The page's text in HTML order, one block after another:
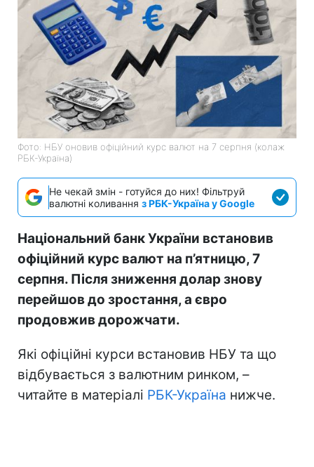
Фото: НБУ оновив офіційний курс валют на 7 серпня (колаж
РБК-Україна)
Не чекай змін - готуйся до них! Фільтруй
валютні коливання з РБК-Україна у Google
Національний банк України встановив
офіційний курс валют на п’ятницю, 7
серпня. Після зниження долар знову
перейшов до зростання, а євро
продовжив дорожчати.
Які офіційні курси встановив НБУ та що
відбувається з валютним ринком, –
читайте в матеріалі РБК-Україна нижче.